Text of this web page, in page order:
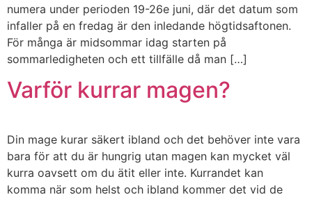
numera under perioden 19-26e juni, där det datum som
infaller på en fredag är den inledande högtidsaftonen.
För många är midsommar idag starten på
sommarledigheten och ett tillfälle då man […]
Varför kurrar magen?
Din mage kurar säkert ibland och det behöver inte vara
bara för att du är hungrig utan magen kan mycket väl
kurra oavsett om du ätit eller inte. Kurrandet kan
komma när som helst och ibland kommer det vid de